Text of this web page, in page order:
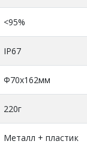
<95%
IP67
Φ70х162мм
220г
Металл + пластик